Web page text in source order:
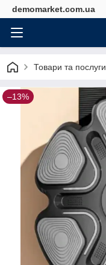
demomarket.com.ua
Товари та послуги
–13%